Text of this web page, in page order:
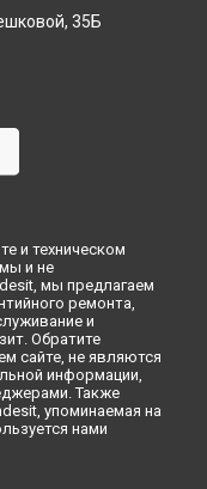
Indesit в
Indesit в
Indesit в
Indesit в
35Б
и техническом
и не
мы предлагаем
ремонта,
и
Обратите
сайте, не являются
информации,
Также
упоминаемая на
нами